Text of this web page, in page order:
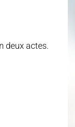
deux actes.